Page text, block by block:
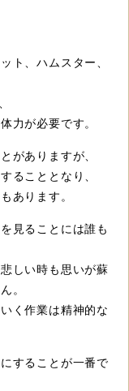
ト、ハムスター、
力が必要です。
がありますが、
ることとなり、
あります。
見ることには誰も
しい時も思いが蘇
。
く作業は精神的な
することが一番で